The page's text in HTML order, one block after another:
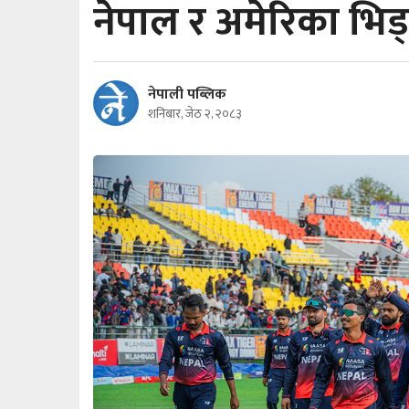
नेपाल र अमेरिका
नेपाली पब्लिक
शनिबार, जेठ २, २०८३